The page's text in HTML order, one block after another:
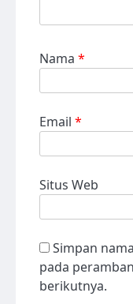
Nama *
Email *
Situs Web
Simpan
pada
berikutnya.